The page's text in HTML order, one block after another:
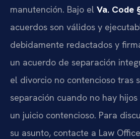
manutención. Bajo el Va. Code
acuerdos son válidos y
debidamente redactados y
un acuerdo de separación
el divorcio no contencioso tras
separación cuando no hay
un juicio contencioso. Para
su asunto, contacte a Law